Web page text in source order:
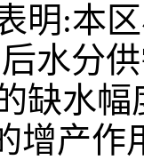
明:本
水分
缺水
增产作